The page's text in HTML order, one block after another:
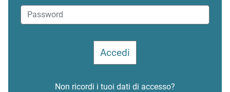
Non ricordi i tuoi dati di accesso?